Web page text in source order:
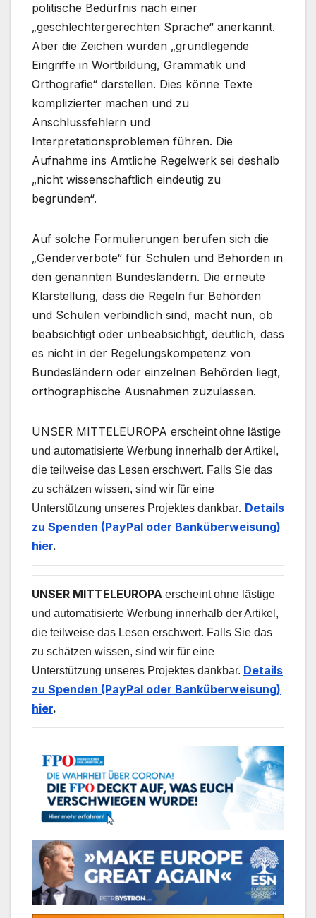
politische Bedürfnis nach einer
„geschlechtergerechten Sprache“ anerkannt.
Aber die Zeichen würden „grundlegende
Eingriffe in Wortbildung, Grammatik und
Orthografie“ darstellen. Dies könne Texte
komplizierter machen und zu
Anschlussfehlern und
Interpretationsproblemen führen. Die
Aufnahme ins Amtliche Regelwerk sei deshalb
„nicht wissenschaftlich eindeutig zu
begründen“.
Auf solche Formulierungen berufen sich die
„Genderverbote“ für Schulen und Behörden in
den genannten Bundesländern. Die erneute
Klarstellung, dass die Regeln für Behörden
und Schulen verbindlich sind, macht nun, ob
beabsichtigt oder unbeabsichtigt, deutlich, dass
es nicht in der Regelungskompetenz von
Bundesländern oder einzelnen Behörden liegt,
orthographische Ausnahmen zuzulassen.
UNSER MITTELEUROPA erscheint ohne lästige
und automatisierte Werbung innerhalb der Artikel,
die teilweise das Lesen erschwert. Falls Sie das
zu schätzen wissen, sind wir für eine
Unterstützung unseres Projektes dankbar. Details
zu Spenden (PayPal oder Banküberweisung)
hier.
UNSER MITTELEUROPA erscheint ohne lästige
und automatisierte Werbung innerhalb der Artikel,
die teilweise das Lesen erschwert. Falls Sie das
zu schätzen wissen, sind wir für eine
Unterstützung unseres Projektes dankbar. Details
zu Spenden (PayPal oder Banküberweisung)
hier.